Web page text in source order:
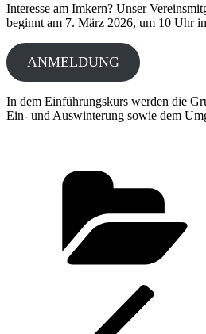
Interesse am Imkern? Unser
beginnt am 7. März 2026, um 10 Uhr
ANMELDUNG
In dem Einführungskurs werden die
Ein- und Auswinterung sowie dem
Beitragsnavigation